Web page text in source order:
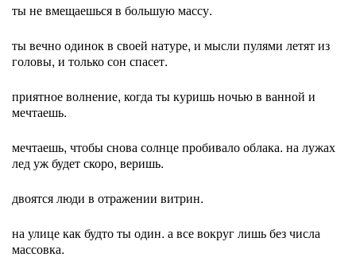
ты не вмещаешься в большую массу.
ты вечно одинок в своей натуре, и мысли пулями летят из
головы, и только сон спасет.
приятное волнение, когда ты куришь ночью в ванной и
мечтаешь.
мечтаешь, чтобы снова солнце пробивало облака. на лужах
лед уж будет скоро, веришь.
двоятся люди в отражении витрин.
на улице как будто ты один. а все вокруг лишь без числа
массовка.